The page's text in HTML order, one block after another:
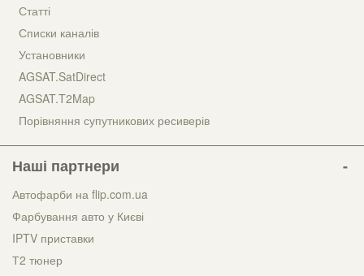
Статті
Списки каналів
Установники
AGSAT.SatDirect
AGSAT.T2Map
Порівняння супутникових ресиверів
Наші партнери
Автофарби на flip.com.ua
Фарбування авто у Києві
IPTV приставки
Т2 тюнер